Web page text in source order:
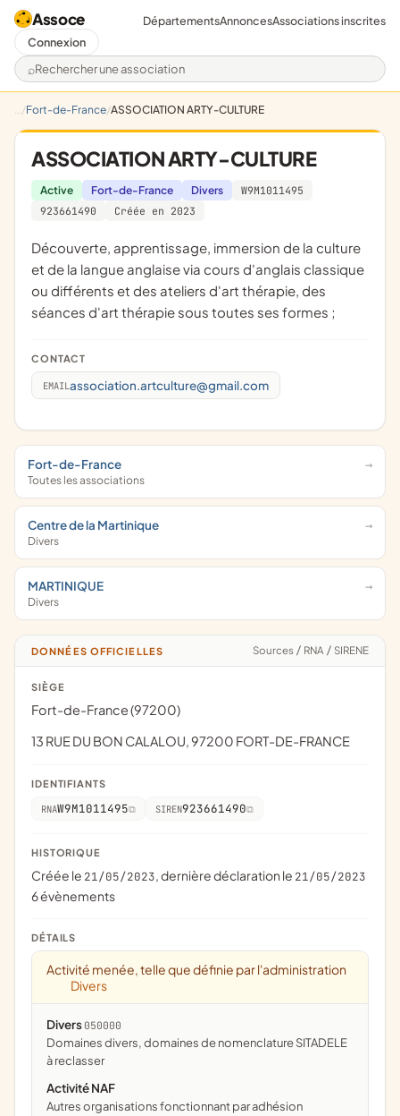
Assoce
Rechercher une association
DépartementsAnnoncesAssociations inscrites
Connexion
Fort-de-France ASSOCIATION ARTY-CULTURE
ASSOCIATION ARTY-CULTURE
Active Fort-de-France Divers
W9M1011495
923661490
Créée en 2023
découverte, apprentissage, immersion de la culture
et de la langue anglaise via cours d'anglais classique
ou différents et des ateliers d'art thérapie, des
séances d'art thérapie sous toutes ses formes ;
CONTACT
EMAIL association.artculture@gmail.com
Fort-de-France
Toutes les associations
Centre de la Martinique
Divers
MARTINIQUE
Divers
DONNÉES OFFICIELLES Sources / RNA / SIRENE
SIÈGE
Fort-de-France (97200)
13 RUE DU BON CALALOU, 97200 FORT-DE-FRANCE
IDENTIFIANTS
RNAW9M1011495 SIREN923661490
HISTORIQUE
Créée le 21/05/2023, dernière déclaration le 21/05/2023
6 évènements
DÉTAILS
Activité menée, telle que définie par l'administration
Divers
Divers 050000
domaines divers, domaines de nomenclature SITADELE
à reclasser
Activité NAF
Autres organisations fonctionnant par adhésion